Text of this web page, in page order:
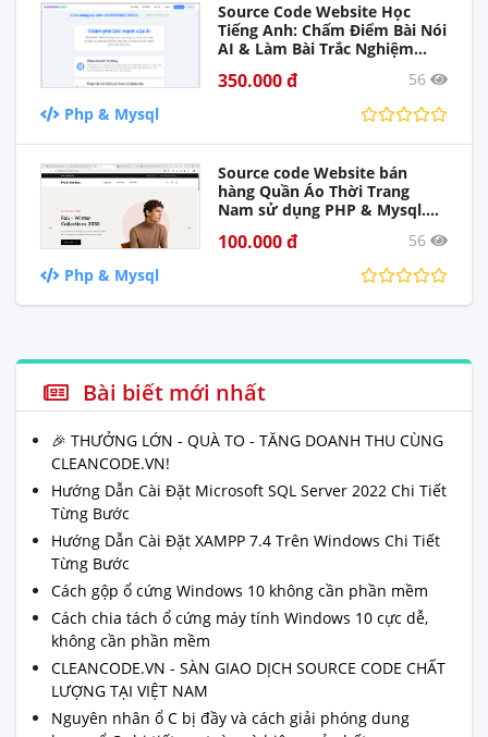
Source Code Website Học
Tiếng Anh: Chấm Điểm Bài Nói
AI & Làm Bài Trắc Nghiệm
350.000 đ
56
Php & Mysql
Source code Website bán
hàng Quần Áo Thời Trang
Nam sử dụng PHP & Mysql.
100.000 đ
56
Php & Mysql
Bài biết mới nhất
🎉 THƯỞNG LỚN - QUÀ TO - TĂNG DOANH THU CÙNG
CLEANCODE.VN!
Hướng Dẫn Cài Đặt Microsoft SQL Server 2022 Chi Tiết
Từng Bước
Hướng Dẫn Cài Đặt XAMPP 7.4 Trên Windows Chi Tiết
Từng Bước
Cách gộp ổ cứng Windows 10 không cần phần mềm
Cách chia tách ổ cứng máy tính Windows 10 cực dễ,
không cần phần mềm
CLEANCODE.VN - SÀN GIAO DỊCH SOURCE CODE CHẤT
LƯỢNG TẠI VIỆT NAM
Nguyên nhân ổ C bị đầy và cách giải phóng dung